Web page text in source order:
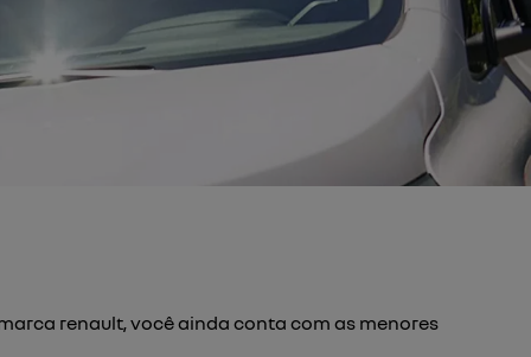
renault, você ainda conta com as menores